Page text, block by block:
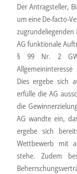
Der Antragsteller,
um eine De-facto-
AG funktionale
§ 99 Nr. 2
Dies ergebe sich
erfülle die AG
die
AG wandte ein,
ergebe sich
Wettbewerb mit
stehe. Zudem